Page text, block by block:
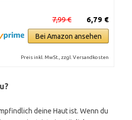
6,79 €
7,99 €
Bei Amazon ansehen
Preis inkl. MwSt., zzgl. Versandkosten
deine Haut ist. Wenn du